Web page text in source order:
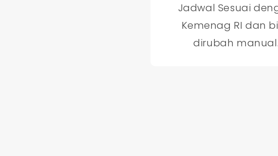
Jadwal Sesuai
Kemenag RI dan
dirubah manual.